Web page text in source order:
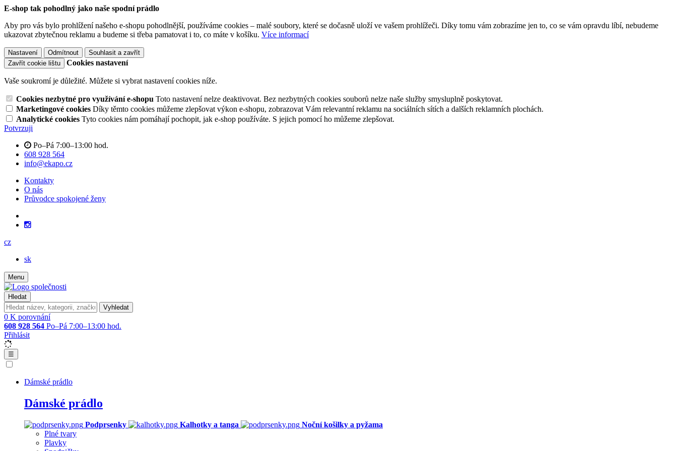
E-shop tak pohodlný jako naše spodní prádlo
Aby pro vás bylo prohlížení našeho e-shopu pohodlnější, používáme cookies – malé soubory, které se dočasně uloží ve vašem prohlížeči. Díky tomu vám zobrazíme jen to, co se vám opravdu líbí, nebudeme
ukazovat zbytečnou reklamu a budeme si třeba pamatovat i to, co máte v košíku. Více informací
Nastavení Odmítnout
Souhlasit a zavřít
Zavřít cookie lištu
Cookies nastavení
Vaše soukromí je důležité. Můžete si vybrat nastavení cookies níže.
Cookies nezbytné pro využívání e-shopu Toto nastavení nelze deaktivovat. Bez nezbytných cookies souborů nelze naše služby smysluplně poskytovat.
Marketingové cookies Díky těmto cookies můžeme zlepšovat výkon e-shopu, zobrazovat Vám relevantní reklamu na sociálních sítích a dalších reklamních plochách.
Analytické cookies Tyto cookies nám pomáhají pochopit, jak e-shop používáte. S jejich pomocí ho můžeme zlepšovat.
Potvrzuji
Po–Pá 7:00–13:00 hod.
608 928 564
info@ekapo.cz
Kontakty
O nás
Průvodce spokojené ženy
cz
sk
Menu
Hledat
Vyhledat
0 K porovnání
608 928 564 Po–Pá 7:00–13:00 hod.
Přihlásit
☰
Dámské prádlo
Dámské prádlo
Podprsenky Kalhotky a tanga
Noční košilky a pyžama
Plné tvary
Plavky